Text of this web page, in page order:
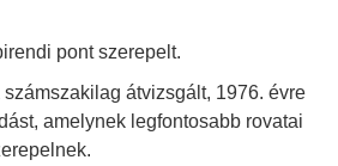
pont szerepelt.
átvizsgált, 1976. évre
amelynek legfontosabb rovatai